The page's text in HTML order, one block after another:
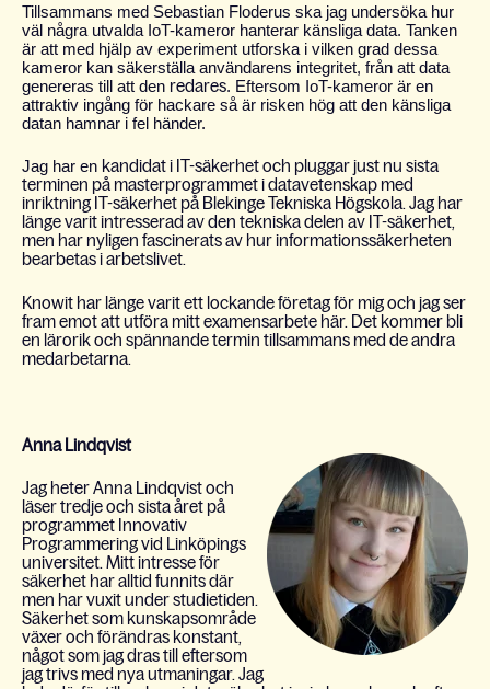
Tillsammans med Sebastian Floderus ska jag undersöka hur
väl några utvalda IoT-kameror hanterar känsliga data. Tanken
är att med hjälp av experiment utforska i vilken grad dessa
kameror kan säkerställa användarens integritet, från att data
genereras till att den redares. Eftersom IoT-kameror är en
attraktiv ingång för hackare så är risken hög att den känsliga
datan hamnar i fel händer.
Jag har en kandidat i IT-säkerhet och pluggar just nu sista
terminen på masterprogrammet i datavetenskap med
inriktning IT-säkerhet på Blekinge Tekniska Högskola. Jag har
länge varit intresserad av den tekniska delen av IT-säkerhet,
men har nyligen fascinerats av hur informationssäkerheten
bearbetas i arbetslivet.
Knowit har länge varit ett lockande företag för mig och jag ser
fram emot att utföra mitt examensarbete här. Det kommer bli
en lärorik och spännande termin tillsammans med de andra
medarbetarna.
Anna Lindqvist
Jag heter Anna Lindqvist och
läser tredje och sista året på
programmet Innovativ
Programmering vid Linköpings
universitet. Mitt intresse för
säkerhet har alltid funnits där
men har vuxit under studietiden.
Säkerhet som kunskapsområde
växer och förändras konstant,
något som jag dras till eftersom
jag trivs med nya utmaningar. Jag